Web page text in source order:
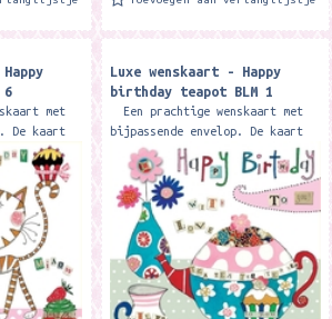
6
met
De kaart
glitters en
14,9 x
Luxe wenskaart - Happy
birthday teapot BLM 1
Een prachtige wenskaart met
bijpassende envelop. De kaart
is mooi bewerkt met glitters en
een 3D bloem. Formaat: 14,9 x
14,9 cm. Merk:...